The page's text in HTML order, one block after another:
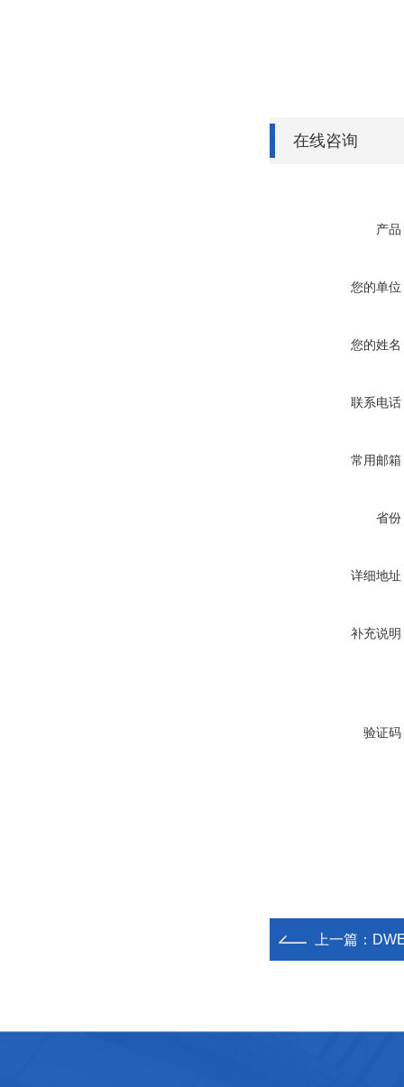
在线咨询
产品
您的单位
您的姓名
联系电话
常用邮箱
省份
详细地址
补充说明
验证码
上一篇：